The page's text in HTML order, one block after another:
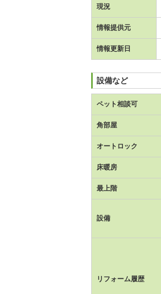
現況
情報提供元
情報更新日
設備など
ペット相談可
角部屋
オートロック
床暖房
最上階
設備
リフォーム履歴